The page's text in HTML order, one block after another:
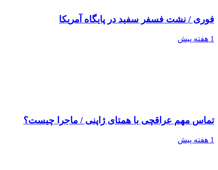
فوری / نشت فسفر سفید در پایگاه آمریکا
1 هفته پیش
تماس مهم عراقچی با همتای ژاپنی / ماجرا چیست؟
1 هفته پیش